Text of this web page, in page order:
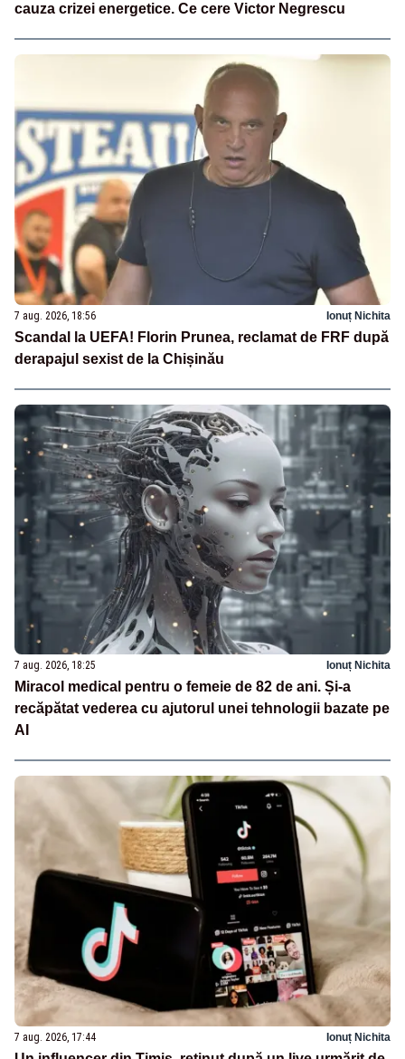
cauza crizei energetice. Ce cere Victor Negrescu
7 aug. 2026, 18:56 Ionuț Nichita
Scandal la UEFA! Florin Prunea, reclamat de FRF după
derapajul sexist de la Chișinău
7 aug. 2026, 18:25 Ionuț Nichita
Miracol medical pentru o femeie de 82 de ani. Și-a
recăpătat vederea cu ajutorul unei tehnologii bazate pe
AI
7 aug. 2026, 17:44 Ionuț Nichita